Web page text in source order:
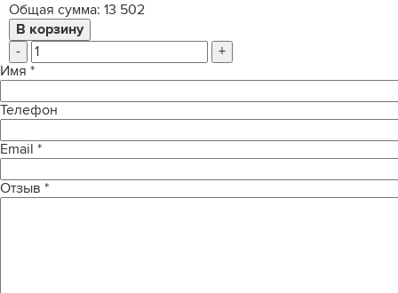
Общая сумма: 13 502
-
+
Имя *
Телефон
Email *
Отзыв *